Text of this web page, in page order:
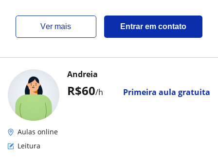
ver mais Entrar em contato
R$60/h Primeira aula gratuita
Andreia
Aulas online
Leitura